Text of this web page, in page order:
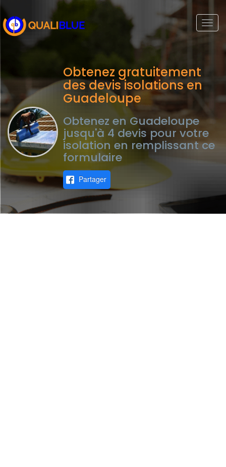
Obtenez gratuitement
des devis isolations en
Guadeloupe
Obtenez en Guadeloupe
jusqu'à 4 devis pour votre
isolation en remplissant ce
formulaire
Partager